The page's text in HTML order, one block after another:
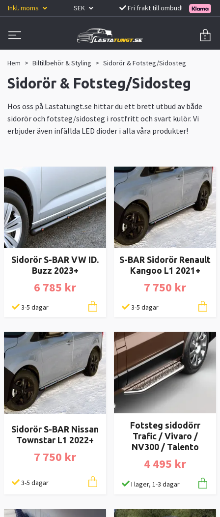
Inkl. moms SEK Fri frakt till ombud!
0
Hem Biltillbehör & Styling Sidorör & Fotsteg/Sidosteg
Sidorör & Fotsteg/Sidosteg
Hos oss på Lastatungt.se hittar du ett brett utbud av både
sidorör och fotsteg/sidosteg i rostfritt och svart kulör. Vi
erbjuder även infällda LED dioder i alla våra produkter!
Sidorör S-BAR VW ID.
Buzz 2023+
6 785 kr
3-5 dagar
S-BAR Sidorör Renault
Kangoo L1 2021+
7 750 kr
3-5 dagar
Sidorör S-BAR Nissan
Townstar L1 2022+
7 750 kr
3-5 dagar
Fotsteg sidodörr
Trafic / Vivaro /
NV300 / Talento
4 495 kr
I lager, 1-3 dagar